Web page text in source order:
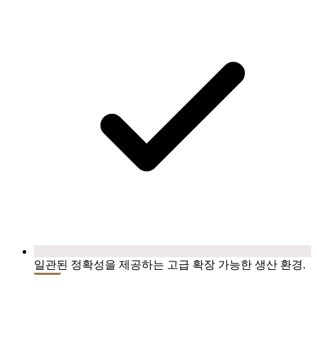
일관된 정확성을 제공하는 고급 확장 가능한 생산 환경.